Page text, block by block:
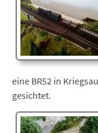
eine BR52 in
gesichtet.